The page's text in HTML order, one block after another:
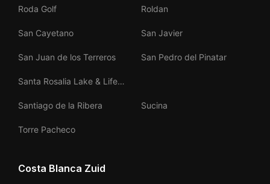
Roda Golf Roldan
San Cayetano San Javier
San Juan de los Terreros San Pedro del Pinatar
Santa Rosalia Lake & Life
Santiago de la Ribera
Sucina
Torre Pacheco
Costa Blanca Zuid